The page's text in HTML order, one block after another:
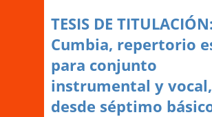
TESIS DE
Cumbia, repertorio
para conjunto
instrumental y vocal,
desde séptimo